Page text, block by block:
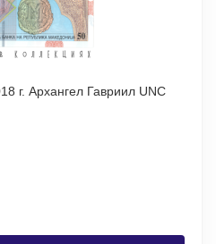
г. Архангел Гавриил UNC